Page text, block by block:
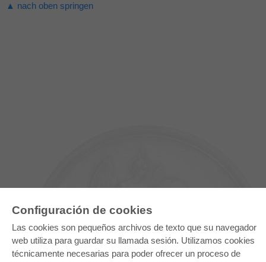
Configuración de cookies
Las cookies son pequeños archivos de texto que su navegador
web utiliza para guardar su llamada sesión. Utilizamos cookies
técnicamente necesarias para poder ofrecer un proceso de
▲ nach oben springen